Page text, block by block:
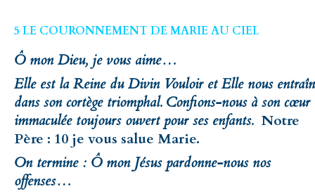
5 LE COURONNEMENT DE MARIE AU CIEL
Ô mon Dieu, je vous aime…
Elle est la Reine du Divin Vouloir et Elle nous
dans son cortège triomphal. Confions-nous à son cœur
immaculée toujours ouvert pour ses enfants. Notre
Père : 10 je vous salue Marie.
On termine : Ô mon Jésus pardonne-nous nos
offenses…